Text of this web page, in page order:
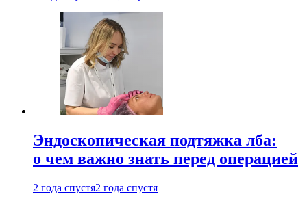
Эндоскопическая подтяжка лба:
о чем важно знать перед операцией
2 года спустя2 года спустя